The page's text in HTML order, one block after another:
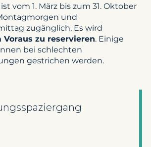
vom 1. März bis zum 31. Oktober
und
zugänglich. Es wird
zu reservieren. Einige
bei schlechten
gestrichen werden.